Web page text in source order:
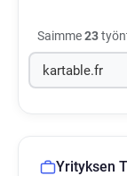
Saimme23
Yrityksen